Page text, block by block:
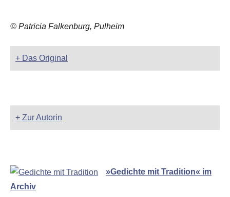
© Patricia Falkenburg, Pulheim
+ Das Original
+ Zur Autorin
»Gedichte mit Tradition« im
Archiv